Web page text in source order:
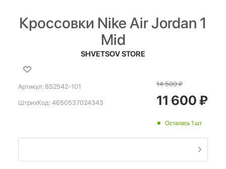
Кроссовки Nike Air Jordan 1
Mid
SHVETSOV STORE
Артикул: 852542-101
ШтрихКод: 4650537024343
14 500₽
11 600₽
Осталась 1 шт